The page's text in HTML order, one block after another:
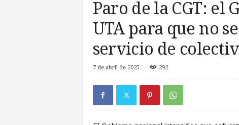
Paro de la CGT: el
UTA para que no
servicio de
7 de abril de 2025 292